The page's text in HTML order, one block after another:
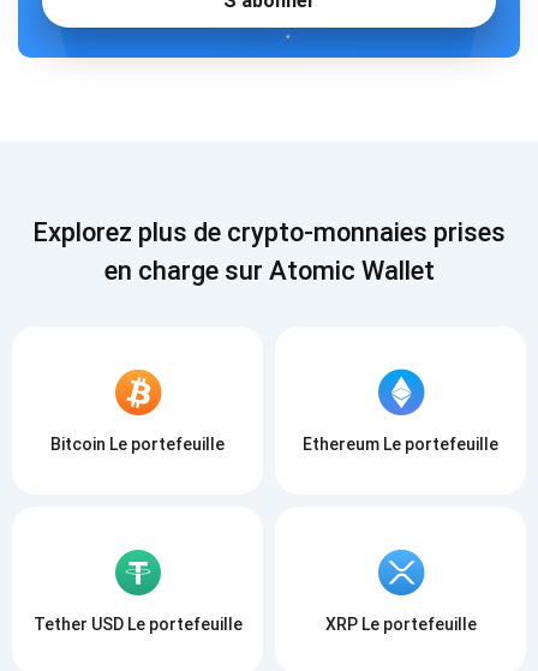
Explorez plus de crypto-monnaies prises
en charge sur Atomic Wallet
Bitcoin Le portefeuille Ethereum Le portefeuille
Tether USD Le portefeuille XRP Le portefeuille